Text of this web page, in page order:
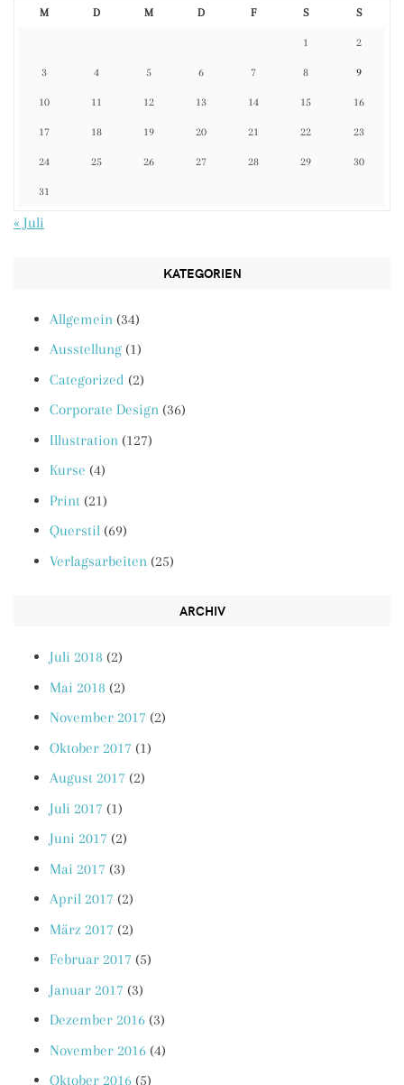
M D M D F S S
1 2
3 4 5 6 7 8 9
10 11 12 13 14 15 16
17 18 19 20 21 22 23
24 25 26 27 28 29 30
31
« Juli
KATEGORIEN
Allgemein (34)
Ausstellung (1)
Categorized (2)
Corporate Design (36)
Illustration (127)
Kurse (4)
Print (21)
Querstil (69)
Verlagsarbeiten (25)
ARCHIV
Juli 2018 (2)
Mai 2018 (2)
November 2017 (2)
Oktober 2017 (1)
August 2017 (2)
Juli 2017 (1)
Juni 2017 (2)
Mai 2017 (3)
April 2017 (2)
März 2017 (2)
Februar 2017 (5)
Januar 2017 (3)
Dezember 2016 (3)
November 2016 (4)
Oktober 2016 (5)